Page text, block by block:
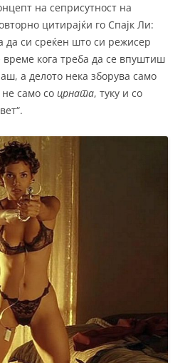
на сеприсутност на
цитирајќи го Спајк Ли:
да си среќен што си режисер
кога треба да се впуштиш
а делото нека зборува само
не само со црната, туку и со